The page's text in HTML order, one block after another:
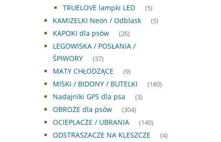
TRUELOVE lampki LED (5)
KAMIZELKI Neon / Odblask (5)
KAPOKI dla psów (26)
LEGOWISKA / POSŁANIA /
ŚPIWORY
(37)
MATY CHŁODZĄCE (9)
MISKI / BIDONY / BUTELKI (180)
Nadajniki GPS dla psa (3)
OBROŻE dla psów (304)
OCIEPLACZE / UBRANIA (140)
ODSTRASZACZE NA KLESZCZE (4)